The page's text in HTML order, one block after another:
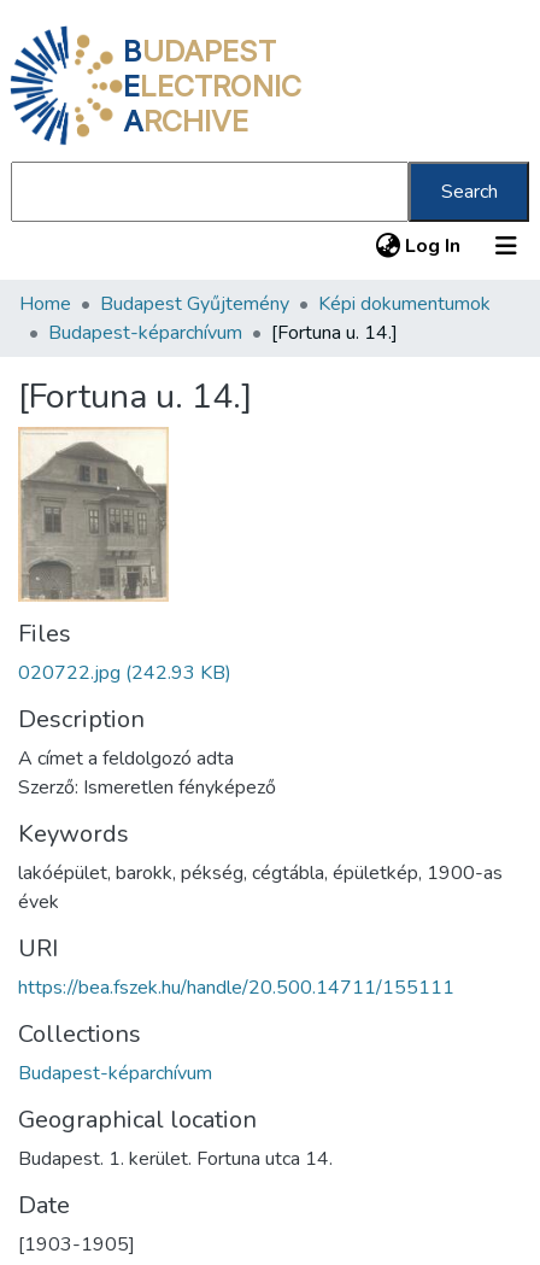
BUDAPEST
ELECTRONIC
ARCHIVE
Search
Log In (current)
Communities & Collections
Statistics
About us
Home Budapest Gyűjtemény
Képi dokumentumok
Budapest-képarchívum
[Fortuna u. 14.]
[Fortuna u. 14.]
Files
020722.jpg (242.93 KB)
Description
A címet a feldolgozó adta
Szerző: Ismeretlen fényképező
Keywords
lakóépület, barokk, pékség, cégtábla, épületkép, 1900-as
évek
URI
https://bea.fszek.hu/handle/20.500.14711/155111
Collections
Budapest-képarchívum
Geographical location
Budapest. 1. kerület. Fortuna utca 14.
Date
[1903-1905]